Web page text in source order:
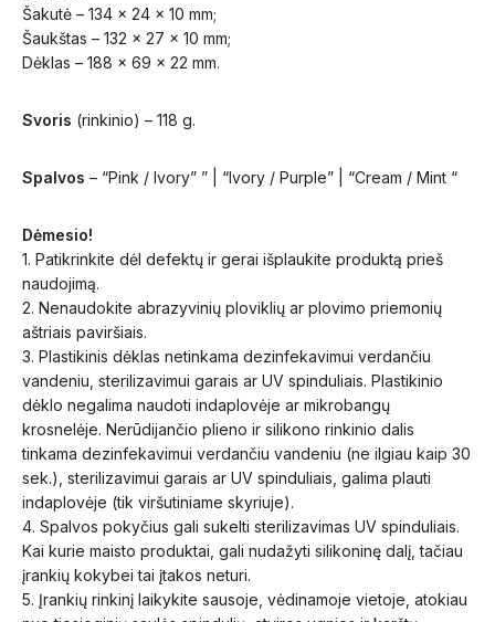
Šakutė – 134 x 24 x 10 mm;
Šaukštas – 132 x 27 x 10 mm;
Dėklas – 188 x 69 x 22 mm.
Svoris (rinkinio) – 118 g.
Spalvos – “Pink / Ivory” ” | “Ivory / Purple” | “Cream / Mint “
Dėmesio!
1. Patikrinkite dėl defektų ir gerai išplaukite produktą prieš
naudojimą.
2. Nenaudokite abrazyvinių ploviklių ar plovimo priemonių
aštriais paviršiais.
3. Plastikinis dėklas netinkama dezinfekavimui verdančiu
vandeniu, sterilizavimui garais ar UV spinduliais. Plastikinio
dėklo negalima naudoti indaplovėje ar mikrobangų
krosnelėje. Nerūdijančio plieno ir silikono rinkinio dalis
tinkama dezinfekavimui verdančiu vandeniu (ne ilgiau kaip 30
sek.), sterilizavimui garais ar UV spinduliais, galima plauti
indaplovėje (tik viršutiniame skyriuje).
4. Spalvos pokyčius gali sukelti sterilizavimas UV spinduliais.
Kai kurie maisto produktai, gali nudažyti silikoninę dalį, tačiau
įrankių kokybei tai įtakos neturi.
5. Įrankių rinkinį laikykite sausoje, vėdinamoje vietoje, atokiau